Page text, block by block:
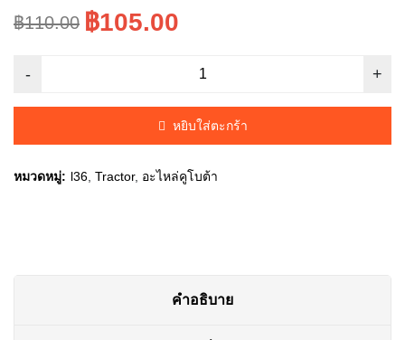
฿110.00
Original
price
was:
฿110.00.
฿105.00
Current
price
is:
฿105.00.
หยิบใส่ตะกร้า
หมวดหมู่: l36 Tractor, อะไหล่คูโบต้า
คำอธิบาย